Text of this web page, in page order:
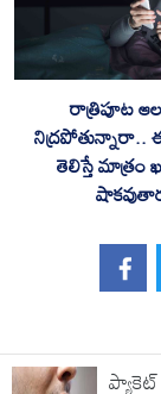
రాత్రిపూట
తెలిస్తే మాత్రం